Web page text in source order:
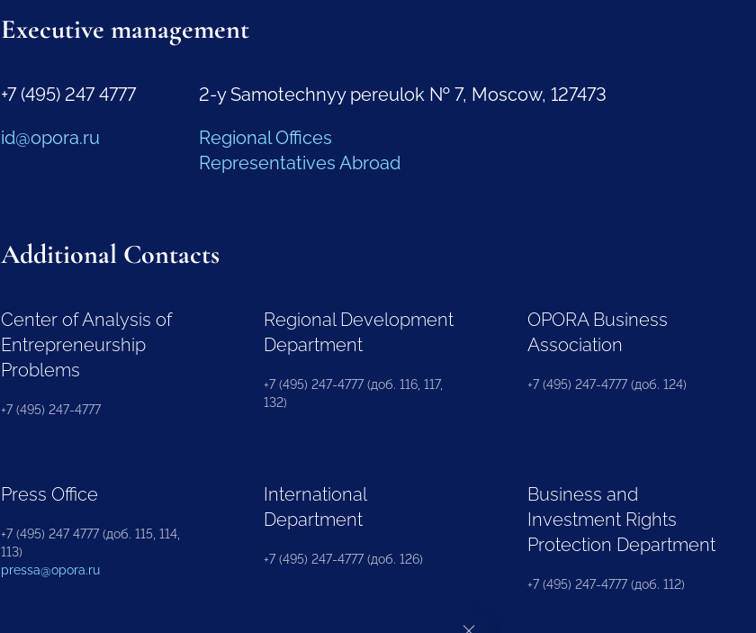
Executive management
+7 (495) 247 4777
id@opora.ru
2-y Samotechnyy pereulok № 7, Moscow, 127473
Regional Offices
Representatives Abroad
Additional Contacts
Center of Analysis of
Entrepreneurship
Problems
+7 (495) 247-4777
Regional Development
Department
+7 (495) 247-4777 (доб. 116, 117,
132)
OPORA Business
Association
+7 (495) 247-4777 (доб. 124)
Press Office
+7 (495) 247 4777 (доб. 115, 114,
113)
pressa@opora.ru
International
Department
+7 (495) 247-4777 (доб. 126)
Business and
Investment Rights
Protection Department
+7 (495) 247-4777 (доб. 112)